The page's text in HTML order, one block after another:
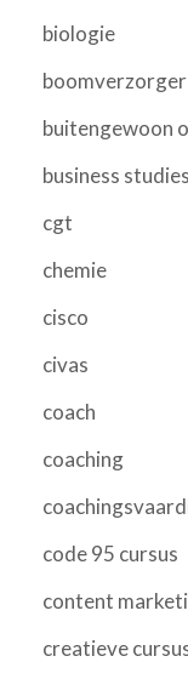
biologie
boomverzorger
buitengewoon
business studies
cgt
chemie
cisco
civas
coach
coaching
code 95 cursus
content
creatieve